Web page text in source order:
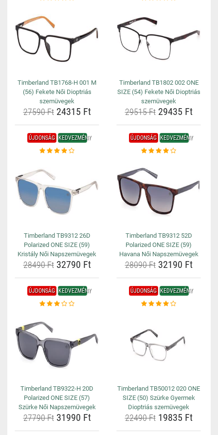
Timberland TB1768-H 001 M
(56) Fekete Női Dioptriás
szemüvegek
27590 Ft24315 Ft
Timberland TB1802 002 ONE
SIZE (54) Fekete Női Dioptriás
szemüvegek
29515 Ft29435 Ft
ÚJDONSÁG KEDVEZMÉNY
Timberland TB9312 26D
Polarized ONE SIZE (59)
Kristály Női Napszemüvegek
28490 Ft32790 Ft
ÚJDONSÁG KEDVEZMÉNY
Timberland TB9312 52D
Polarized ONE SIZE (59)
Havana Női Napszemüvegek
28090 Ft32190 Ft
ÚJDONSÁG KEDVEZMÉNY
Timberland TB9322-H 20D
Polarized ONE SIZE (57)
Szürke Női Napszemüvegek
27790 Ft31990 Ft
ÚJDONSÁG KEDVEZMÉNY
Timberland TB50012 020 ONE
SIZE (50) Szürke Gyermek
Dioptriás szemüvegek
22490 Ft19835 Ft